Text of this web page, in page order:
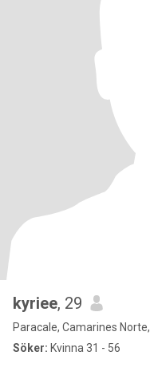
kyriee, 29
Paracale, Camarines
Söker: Kvinna 31 - 56